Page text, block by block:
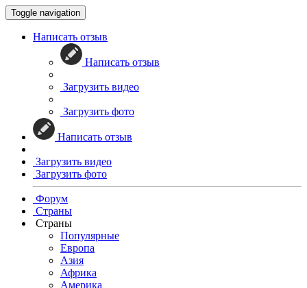
Toggle navigation
Написать отзыв
Написать отзыв
Загрузить видео
Загрузить фото
Написать отзыв
Загрузить видео
Загрузить фото
Форум
Страны
Страны
Популярные
Европа
Азия
Африка
Америка